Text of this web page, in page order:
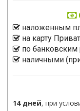
наложенным
на карту Приват
по банковским
наличными
14 дней, при